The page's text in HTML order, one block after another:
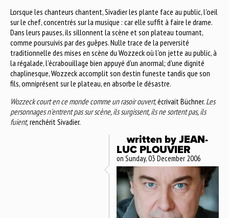
Lorsque les chanteurs chantent, Sivadier les plante face au public, l'oeil
sur le chef, concentrés sur la musique : car elle suffit à faire le drame.
Dans leurs pauses, ils sillonnent la scène et son plateau tournant,
comme poursuivis par des guêpes. Nulle trace de la perversité
traditionnelle des mises en scène du Wozzeck où l'on jette au public, à
la régalade, l'écrabouillage bien appuyé d'un anormal; d'une dignité
chaplinesque, Wozzeck accomplit son destin funeste tandis que son
fils, omniprésent sur le plateau, en absorbe le désastre.
Wozzeck court en ce monde comme un rasoir ouvert, écrivait Büchner. Les
personnages n'entrent pas sur scène, ils surgissent, ils ne sortent pas, ils
fuient,renchérit Sivadier.
written by JEAN-
LUC PLOUVIER
on Sunday, 03 December 2006